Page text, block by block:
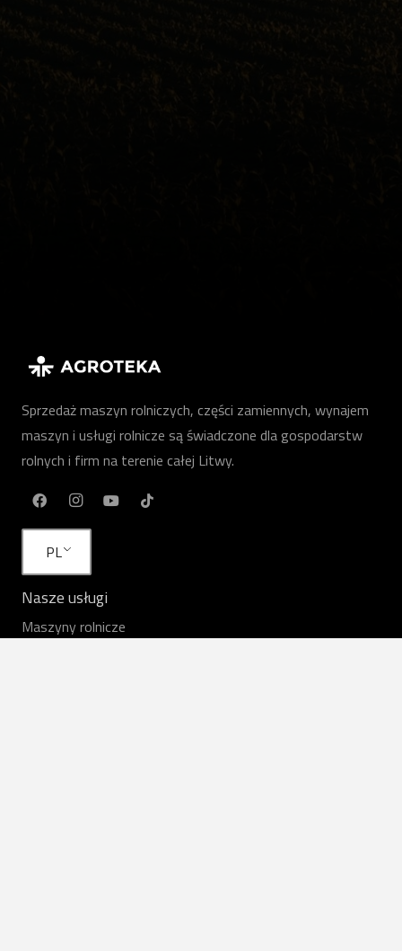
Sprzedaż maszyn rolniczych, części zamiennych, wynajem
maszyn i usługi rolnicze są świadczone dla gospodarstw
rolnych i firm na terenie całej Litwy.
PL
Nasze usługi
Maszyny rolnicze